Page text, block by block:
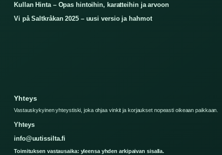
Kullan Hinta – Opas hintoihin, karatteihin ja arvoon
Vi på Saltkråkan 2025 – uusi versio ja hahmot
Yhteys
Vastauskykyinen yhteystiski, joka ohjaa vinkit ja korjaukset nopeasti oikeaan paikkaan.
Yhteys
info@uutissilta.fi
Toimituksen vastausaika: yleensa yhden arkipaivan sisalla.